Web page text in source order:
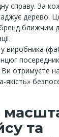
справу. За
дерево.
ближчим
виробника
Ви отримуєте
якість»
та